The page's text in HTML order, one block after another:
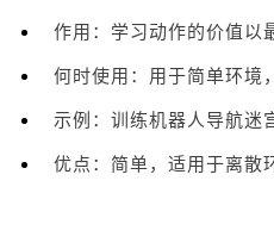
作用：学习动作的价值以
何时使用：用于简单环境
示例：训练机器人导航迷
优点：简单，适用于离散